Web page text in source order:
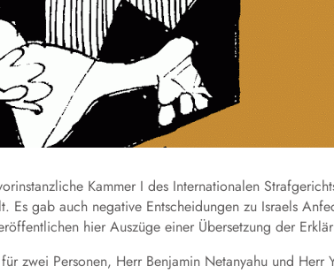
Kammer I des Internationalen
Es gab auch negative Entscheidungen zu Israels
hier Auszüge einer Übersetzung der
zwei Personen, Herr Benjamin Netanyahu und Herr